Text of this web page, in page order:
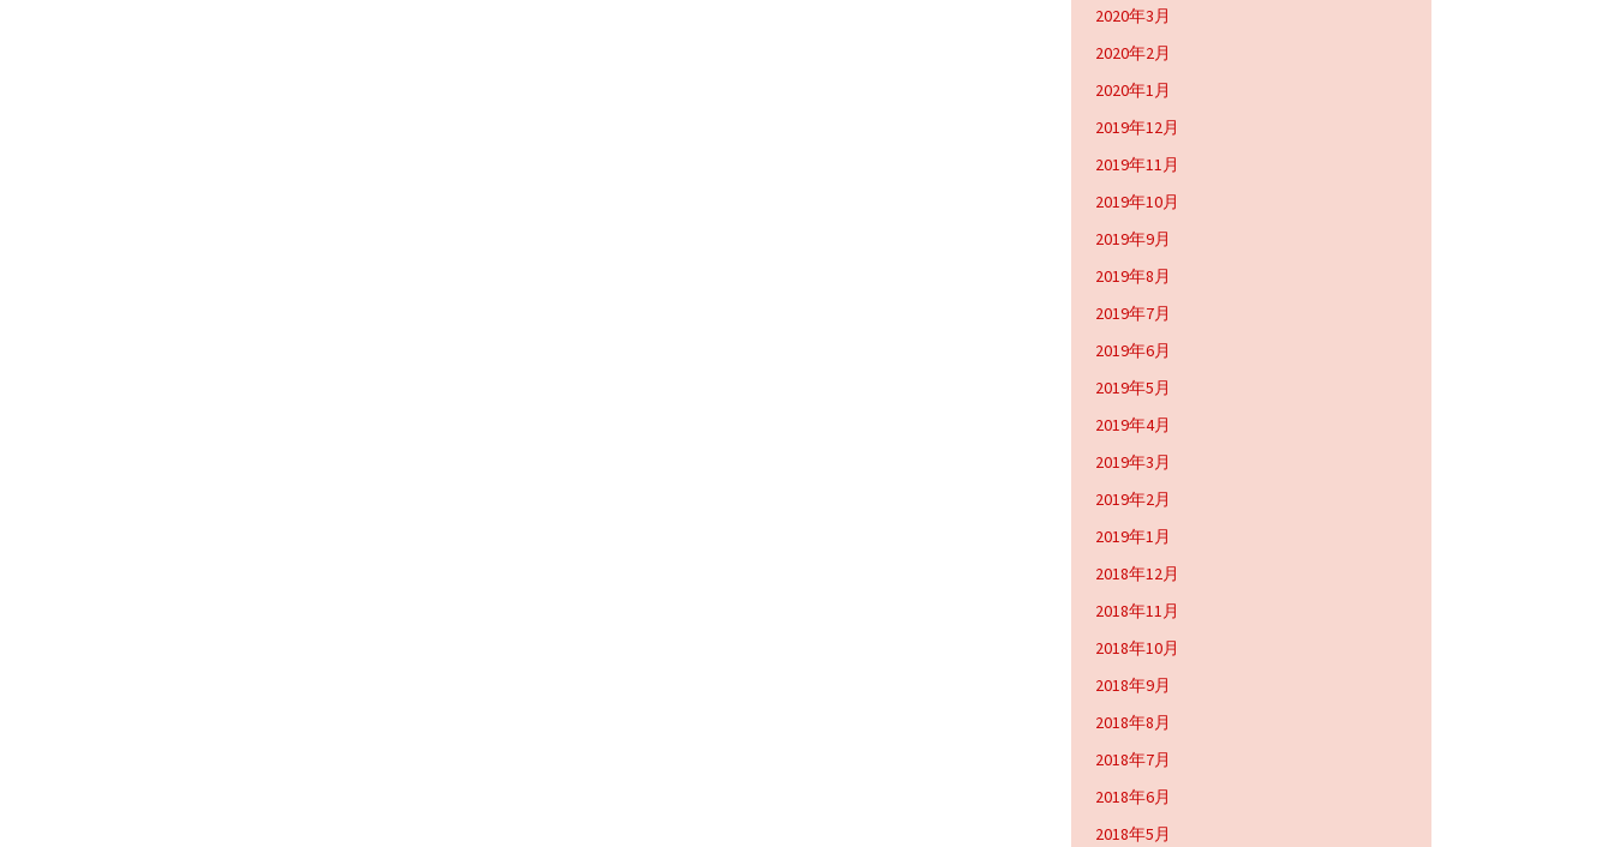
2020年3月
2020年2月
2020年1月
2019年12月
2019年11月
2019年10月
2019年9月
2019年8月
2019年7月
2019年6月
2019年5月
2019年4月
2019年3月
2019年2月
2019年1月
2018年12月
2018年11月
2018年10月
2018年9月
2018年8月
2018年7月
2018年6月
2018年5月